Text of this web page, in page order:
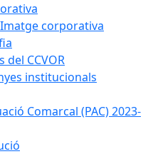
corporativa
del CCVOR
institucionals
Comarcal (PAC) 2023-